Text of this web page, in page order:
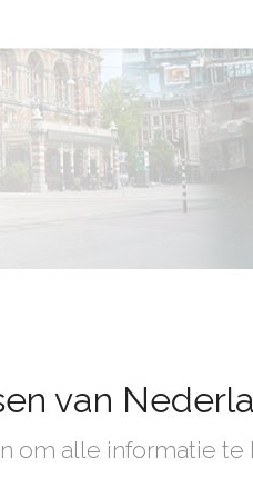
van
om alle informatie te